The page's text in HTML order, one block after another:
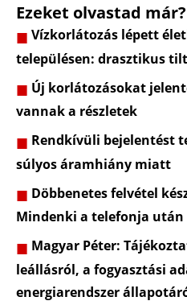
Ezeket olvastad már?
Vízkorlátozás lépett
településen: drasztikus
Új korlátozásokat
vannak a részletek
Rendkívüli bejelentést
súlyos áramhiány miatt
Döbbenetes felvétel
Mindenki a telefonja
Magyar Péter:
leállásról, a fogyasztási
energiarendszer